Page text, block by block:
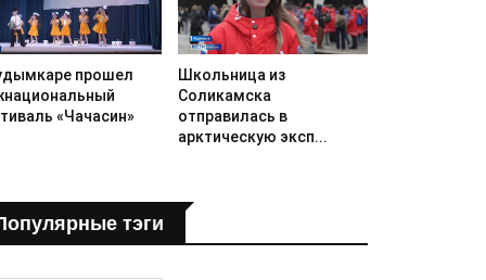
прошел
«Чачасин»
Школьница из
Соликамска
отправилась в
арктическую эксп...
тэги